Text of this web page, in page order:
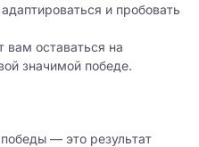
и пробовать
вам оставаться на
значимой победе.
— это результат